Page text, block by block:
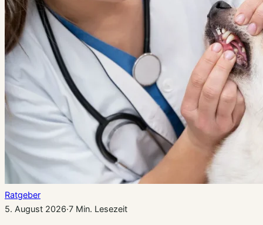
Ratgeber
5. August 2026·7 Min. Lesezeit